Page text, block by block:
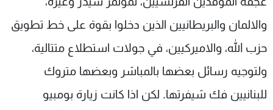
والالمان والبريطانيين الذين دخلوا بقوة على خط تطويق
حزب الله، والاميركيين، في جولات استطلاع متتالية،
ولتوجيه رسائل بعضها بالمباشر وبعضها متروك
للبنانيين فك شيفرتها. لكن اذا كانت زيارة بومبيو